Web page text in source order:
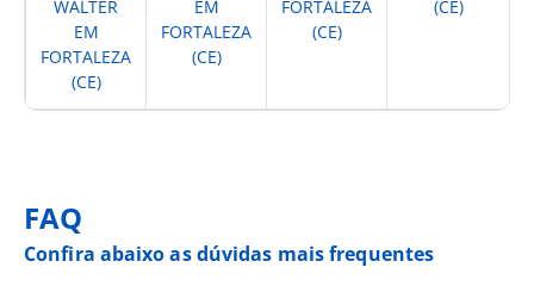
WALTER
EM
FORTALEZA
(CE)
EM
FORTALEZA
(CE)
FORTALEZA
(CE)
(CE)
FAQ
Confira abaixo as dúvidas mais frequentes